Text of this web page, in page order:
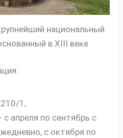
национальный
в XIII веке
1;
апреля по сентябрь с
с октября по